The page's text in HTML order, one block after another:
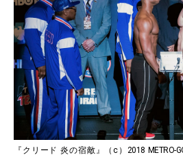
『クリード 炎の宿敵』（c）2018 METRO-